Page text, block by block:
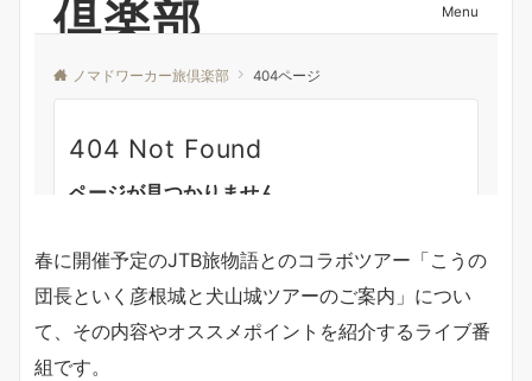
春に開催予定のJTB旅物語とのコラボツアー「こうの
団長といく彦根城と犬山城ツアーのご案内」につい
て、その内容やオススメポイントを紹介するライブ番
組です。